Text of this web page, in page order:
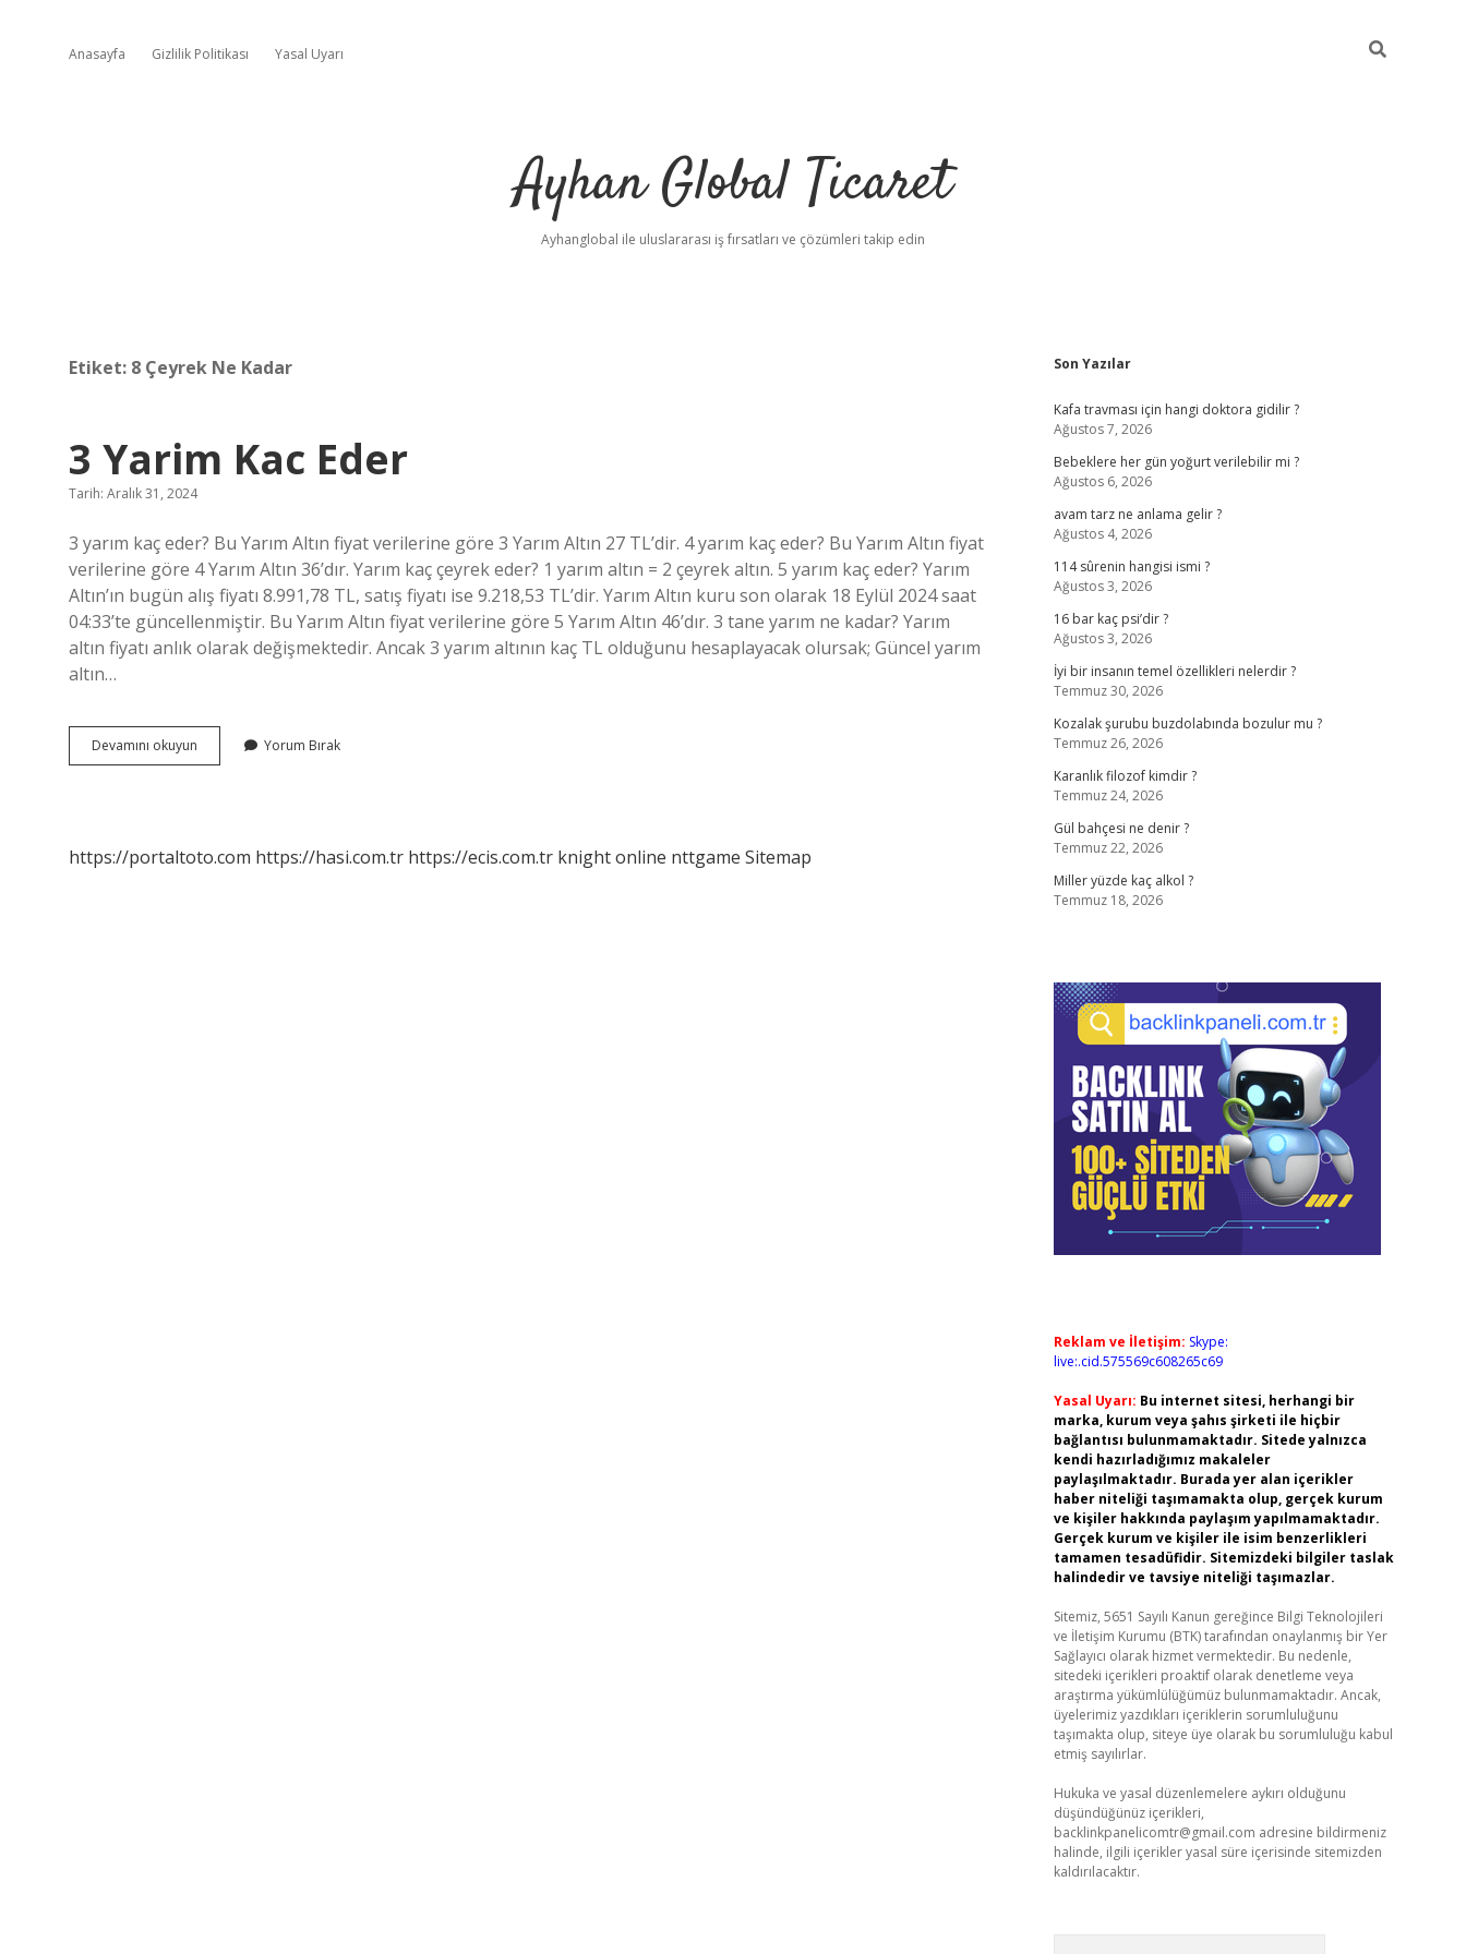
Anasayfa Gizlilik Politikası Yasal Uyarı
Ayhan Global Ticaret
Ayhanglobal ile uluslararası iş fırsatları ve çözümleri takip edin
Etiket: 8 Çeyrek Ne Kadar
3 Yarim Kac Eder
Tarih: Aralık 31, 2024
3 yarım kaç eder? Bu Yarım Altın fiyat verilerine göre 3 Yarım Altın 27 TL’dir. 4 yarım kaç eder? Bu Yarım Altın fiyat
verilerine göre 4 Yarım Altın 36’dır. Yarım kaç çeyrek eder? 1 yarım altın = 2 çeyrek altın. 5 yarım kaç eder? Yarım
Altın’ın bugün alış fiyatı 8.991,78 TL, satış fiyatı ise 9.218,53 TL’dir. Yarım Altın kuru son olarak 18 Eylül 2024 saat
04:33’te güncellenmiştir. Bu Yarım Altın fiyat verilerine göre 5 Yarım Altın 46’dır. 3 tane yarım ne kadar? Yarım
altın fiyatı anlık olarak değişmektedir. Ancak 3 yarım altının kaç TL olduğunu hesaplayacak olursak; Güncel yarım
altın…
Devamını okuyun
Yarim
Yorum Bırak
https://portaltoto.com https://hasi.com.tr https://ecis.com.tr knight online nttgame Sitemap
Sidebar
Son Yazılar
Kafa travması için hangi doktora gidilir ?
Ağustos 7, 2026
Bebeklere her gün yoğurt verilebilir mi ?
Ağustos 6, 2026
avam tarz ne anlama gelir ?
Ağustos 4, 2026
114 sûrenin hangisi ismi ?
Ağustos 3, 2026
16 bar kaç psi’dir ?
Ağustos 3, 2026
İyi bir insanın temel özellikleri nelerdir ?
Temmuz 30, 2026
Kozalak şurubu buzdolabında bozulur mu ?
Temmuz 26, 2026
Karanlık filozof kimdir ?
Temmuz 24, 2026
Gül bahçesi ne denir ?
Temmuz 22, 2026
Miller yüzde kaç alkol ?
Temmuz 18, 2026
Reklam ve İletişim: Skype:
live:.cid.575569c608265c69
Yasal Uyarı: Bu internet sitesi, herhangi bir
marka, kurum veya şahıs şirketi ile hiçbir
bağlantısı bulunmamaktadır. Sitede yalnızca
kendi hazırladığımız makaleler
paylaşılmaktadır. Burada yer alan içerikler
haber niteliği taşımamakta olup, gerçek kurum
ve kişiler hakkında paylaşım yapılmamaktadır.
Gerçek kurum ve kişiler ile isim benzerlikleri
tamamen tesadüfidir. Sitemizdeki bilgiler taslak
halindedir ve tavsiye niteliği taşımazlar.
Sitemiz, 5651 Sayılı Kanun gereğince Bilgi Teknolojileri
ve İletişim Kurumu (BTK) tarafından onaylanmış bir Yer
Sağlayıcı olarak hizmet vermektedir. Bu nedenle,
sitedeki içerikleri proaktif olarak denetleme veya
araştırma yükümlülüğümüz bulunmamaktadır. Ancak,
üyelerimiz yazdıkları içeriklerin sorumluluğunu
taşımakta olup, siteye üye olarak bu sorumluluğu kabul
etmiş sayılırlar.
Hukuka ve yasal düzenlemelere aykırı olduğunu
düşündüğünüz içerikleri,
backlinkpanelicomtr@gmail.com adresine bildirmeniz
halinde, ilgili içerikler yasal süre içerisinde sitemizden
kaldırılacaktır.